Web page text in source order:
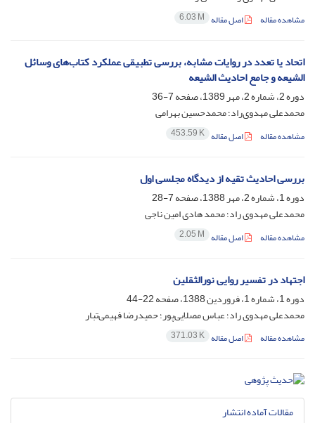
مشاهده مقاله اصل مقاله 6.03 M
اتحاد یا تعدد در روایات مشابه، بررسی تطبیقی عملکرد کتاب‌های وسائل
الشیعه و جامع احادیث الشیعه
دوره 2، شماره 2، مهر 1389، صفحه
7-36
محمدعلی مهدوی‌راد؛ محمدحسین بهرامی
مشاهده مقاله اصل مقاله 453.59 K
بررسی احادیث تقیه از دیدگاه مجلسی اول
دوره 1، شماره 2، مهر 1388، صفحه
7-28
محمدعلی مهدوی راد؛ محمد هادی امین ناجی
مشاهده مقاله اصل مقاله 2.05 M
اجتهاد در تفسیر روایی نورالثقلین
دوره 1، شماره 1، فروردین 1388، صفحه
22-44
محمدعلی مهدوی راد؛ عباس مصلایی‌پور؛ حمیدرضا فهیمی‌تبار
مشاهده مقاله اصل مقاله 371.03 K
مقالات آماده انتشار